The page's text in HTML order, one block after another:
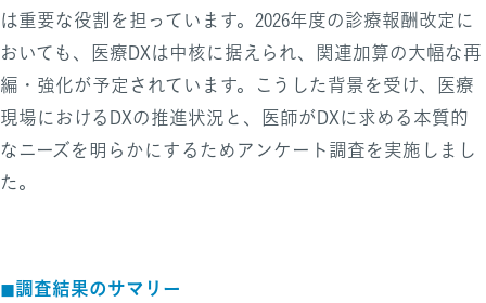
は重要な役割を担っています。2026年度の診療報酬改定に
おいても、医療DXは中核に据えられ、関連加算の大幅な再
編・強化が予定されています。こうした背景を受け、医療
現場におけるDXの推進状況と、医師がDXに求める本質的
なニーズを明らかにするためアンケート調査を実施しまし
た。
◼︎調査結果のサマリー